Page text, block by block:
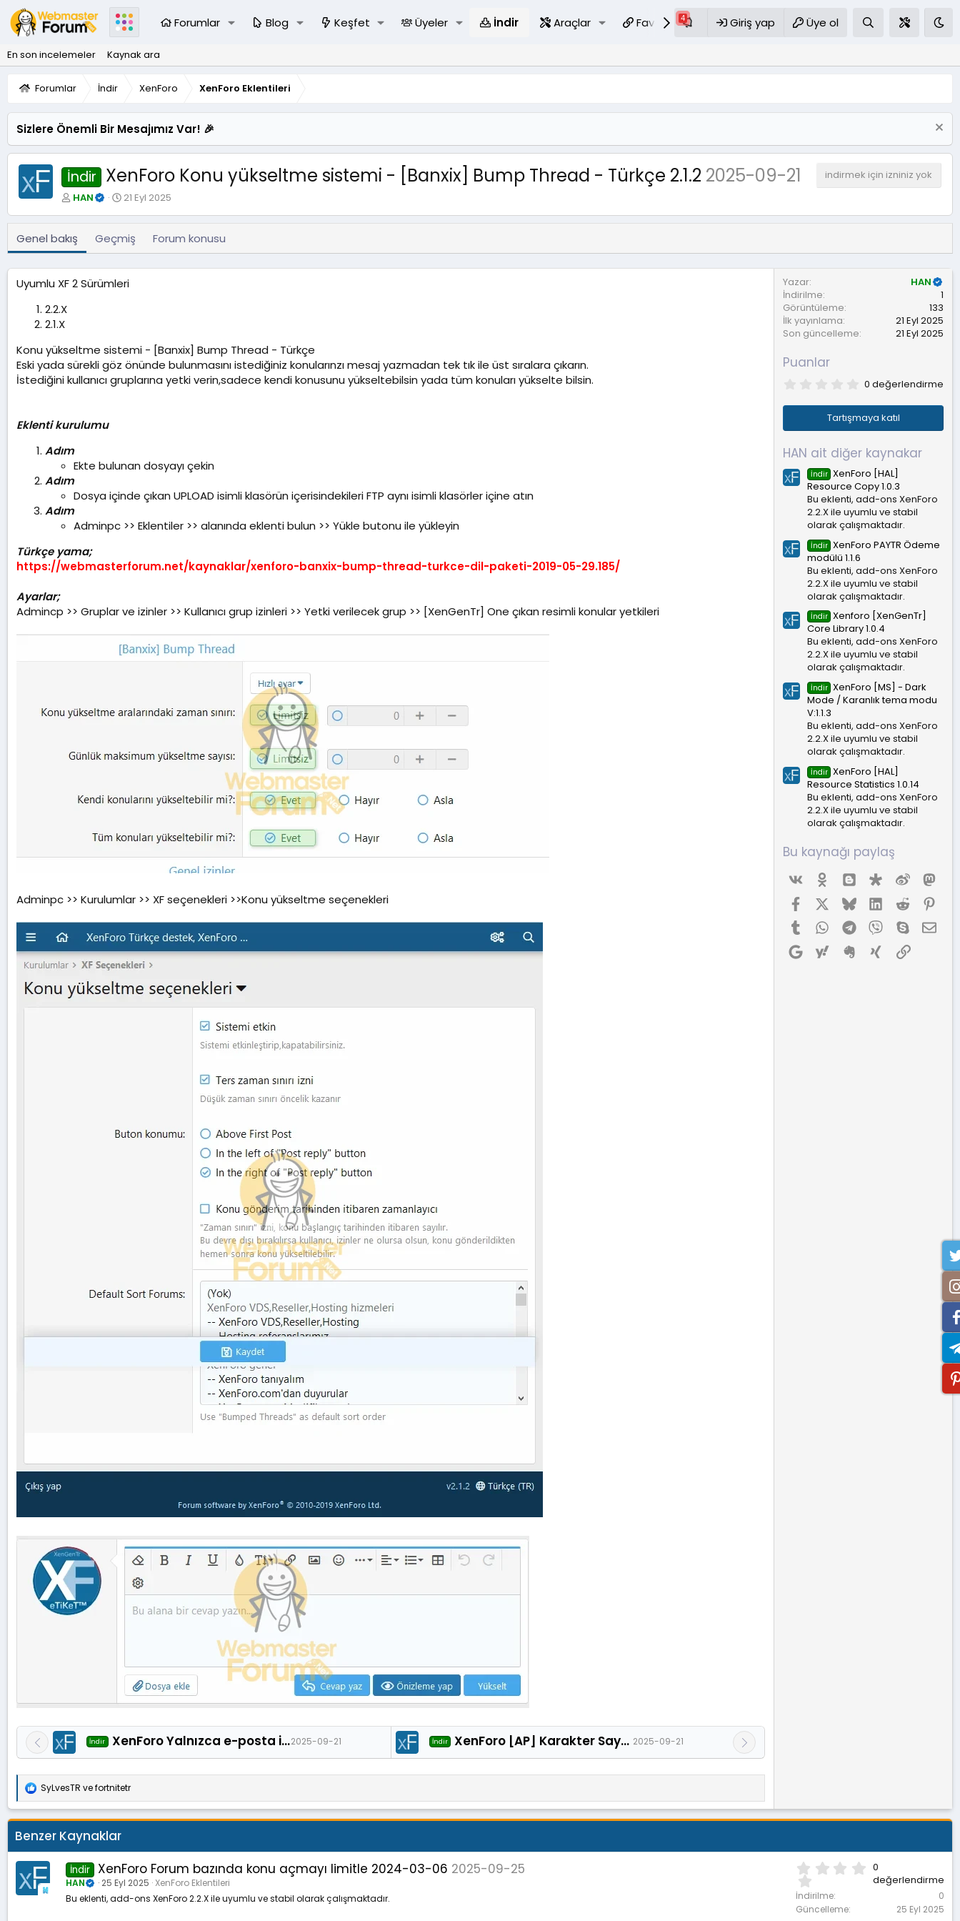
Forumlar Blog Keşfet Üyeler İndir Araçlar Favoriler S.S.S
Giriş yap Üye ol
En son incelemeler Kaynak ara
Forumlar İndir XenForo XenForo Eklentileri
Sizlere Önemli Bir Mesajımız Var! 🎉
İndir XenForo Konu yükseltme sistemi - [Banxix] Bump Thread - Türkçe 2.1.2 2025-09-21
indirmek için izniniz yok
Y
a
r
HAN
O
ş
u
a
r
i
h
21 Eyl 2025
Genel bakış Geçmiş Forum konusu
Uyumlu XF 2 Sürümleri
2.2.X
2.1.X
Konu yükseltme sistemi - [Banxix] Bump Thread - Türkçe
Eski yada sürekli göz önünde bulunmasını istediğiniz konularınzı mesaj yazmadan tek tık ile üst sıralara çıkarın.
İstediğini kullanıcı gruplarına yetki verin,sadece kendi konusunu yükseltebilsin yada tüm konuları yükselte bilsin.
Eklenti kurulumu
Adım
Ekte bulunan dosyayı çekin
Adım
Dosya içinde çıkan UPLOAD isimli klasörün içerisindekileri FTP aynı isimli klasörler içine atın
Adım
Adminpc >> Eklentiler >> alanında eklenti bulun >> Yükle butonu ile yükleyin
Türkçe yama;
https://webmasterforum.net/kaynaklar/xenforo-banxix-bump-thread-turkce-dil-paketi-2019-05-29.185/
Ayarlar;
Admincp >> Gruplar ve izinler >> Kullanıcı grup izinleri >> Yetki verilecek grup >> [XenGenTr] One çıkan resimli konular yetkileri
Adminpc >> Kurulumlar >> XF seçenekleri >>Konu yükseltme seçenekleri
İndir XenForo Yalnızca e-posta ile girişlere izin ver 2.0.12025-09-21 İndir XenForo [AP] Karakter Sayacı - Türkçe 1.1.0 2025-09-21
T
e
i
l
e
:
SyLvesTR vefortnitetr
Yazar
HAN
İndirilme
1
Görüntüleme
133
İlk yayınlama
21 Eyl 2025
Son güncelleme
21 Eyl 2025
Puanlar
0
0
0
y
l
d
ı
z
0 değerlendirme
Tartışmaya katıl
HAN ait diğer kaynakar
İndir XenForo [HAL]
Resource Copy 1.0.3
Bu eklenti, add-ons XenForo
2.2.X ile uyumlu ve stabil
olarak çalışmaktadır.
İndir XenForo PAYTR Ödeme
modülü 1.1.6
Bu eklenti, add-ons XenForo
2.2.X ile uyumlu ve stabil
olarak çalışmaktadır.
İndir Xenforo [XenGenTr]
Core Library 1.0.4
Bu eklenti, add-ons XenForo
2.2.X ile uyumlu ve stabil
olarak çalışmaktadır.
İndir XenForo [MS] - Dark
Mode / Karanlık tema modu
V:1.1.3
Bu eklenti, add-ons XenForo
2.2.X ile uyumlu ve stabil
olarak çalışmaktadır.
İndir XenForo [HAL]
Resource Statistics 1.0.14
Bu eklenti, add-ons XenForo
2.2.X ile uyumlu ve stabil
olarak çalışmaktadır.
Bu kaynağı paylaş
Vk BloggerDiaspora
Weibo
FacebookX (Twitter)
Bluesky LinkedInReddit
Tumblr WhatsApp
Telegram
ViberSkypeE-
GoogleYahoo Evernote
Xing Link
Benzer Kaynaklar
İndir XenForo Forum bazında konu açmayı limitle 2024-03-06 2025-09-25
HAN 25 Eyl 2025 XenForo Eklentileri
Bu eklenti, add-ons XenForo 2.2.X ile uyumlu ve stabil olarak çalışmaktadır.
00
değerlendirme
İndirilme
0
Güncelleme
25 Eyl 2025